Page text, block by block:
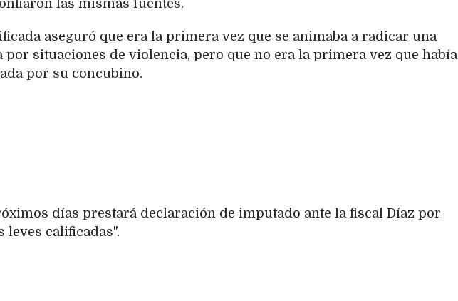
las mismas fuentes.
aseguró que era la primera vez que se animaba a radicar una
por situaciones de violencia, pero que no era la primera vez que había
por su concubino.
días prestará declaración de imputado ante la fiscal Díaz por
leves calificadas".